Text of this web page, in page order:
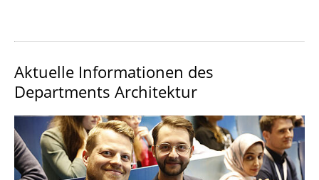
Aktuelle Informationen des
Departments Architektur